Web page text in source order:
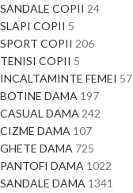
SANDALE COPII 24
SLAPI COPII 5
SPORT COPII 206
TENISI COPII 5
INCALTAMINTE FEMEI
BOTINE DAMA 197
CASUAL DAMA 242
CIZME DAMA 107
GHETE DAMA 725
PANTOFI DAMA 1022
SANDALE DAMA 1341